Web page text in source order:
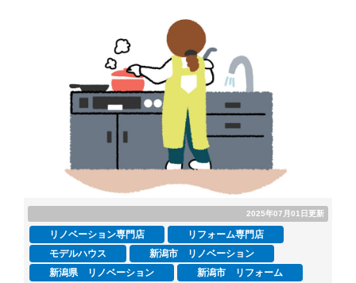
2025年07月01日更新
リノベーション専門店
リフォーム専門店
モデルハウス
新潟市 リノベーション
新潟県 リノベーション
新潟市 リフォーム